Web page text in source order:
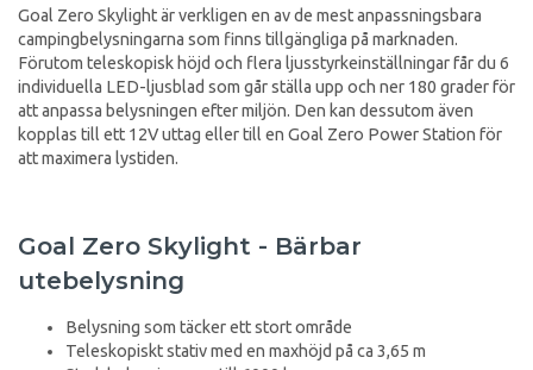
Goal Zero Skylight är verkligen en av de mest anpassningsbara
campingbelysningarna som finns tillgängliga på marknaden.
Förutom teleskopisk höjd och flera ljusstyrkeinställningar får du 6
individuella LED-ljusblad som går ställa upp och ner 180 grader för
att anpassa belysningen efter miljön. Den kan dessutom även
kopplas till ett 12V uttag eller till en Goal Zero Power Station för
att maximera lystiden.
Goal Zero Skylight - Bärbar
utebelysning
Belysning som täcker ett stort område
Teleskopiskt stativ med en maxhöjd på ca 3,65 m